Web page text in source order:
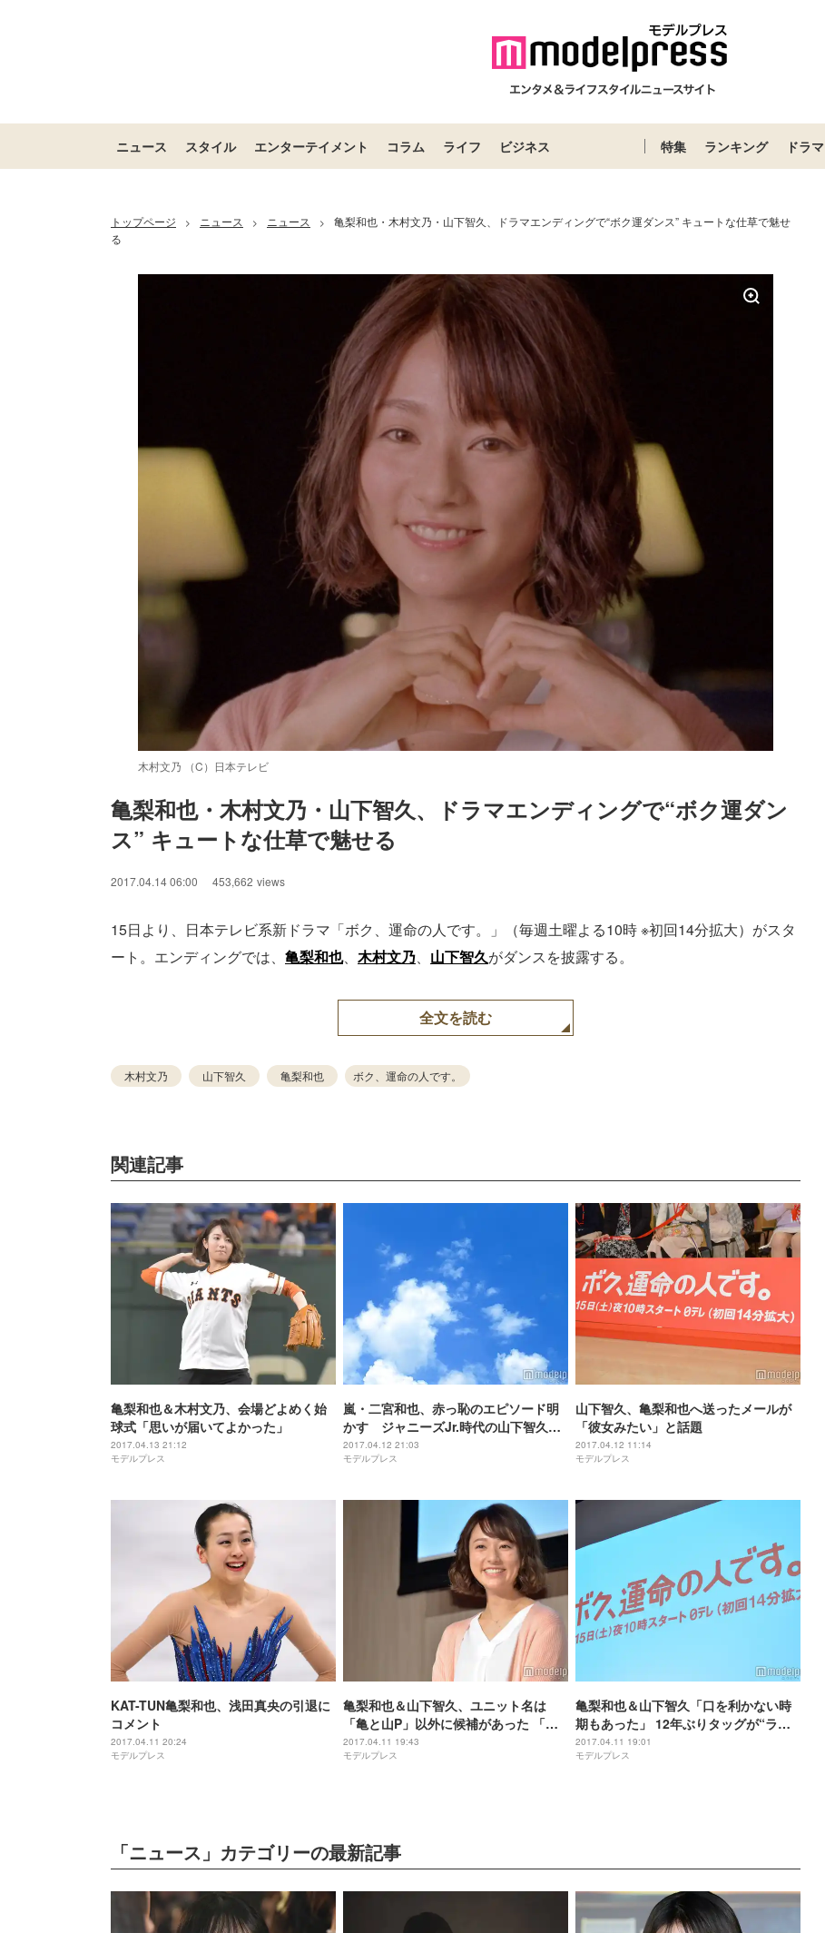
ニュース スタイル エンターテイメント コラム ライフ ビジネス 特集 ランキング ドラマ
トップページ > ニュース > ニュース >
亀梨和也・木村文乃・山下智久、ドラマエンディングで“ボク運ダンス” キュートな仕草で魅せ
る
木村文乃 （C）日本テレビ
Unmute
亀梨和也・木村文乃・山下智久、ドラマエンディングで“ボク運ダン
ス” キュートな仕草で魅せる
2017.04.14 06:00 453,662 views
15日より、日本テレビ系新ドラマ「ボク、運命の人です。」（毎週土曜よる10時 ※初回14分拡大）がスタ
ート。エンディングでは、 亀梨和也、 木村文乃、 山下智久がダンスを披露する。
全文を読む
木村文乃 山下智久 亀梨和也 ボク、運命の人です。
関連記事
亀梨和也＆木村文乃、会場どよめく始
球式「思いが届いてよかった」
2017.04.13 21:12
モデルプレス
嵐・二宮和也、赤っ恥のエピソード明
かす ジャニーズJr.時代の山下智久が
「おじさんに絡まれた…」
2017.04.12 21:03
モデルプレス
山下智久、亀梨和也へ送ったメールが
「彼女みたい」と話題
2017.04.12 11:14
モデルプレス
KAT-TUN亀梨和也、浅田真央の引退に
コメント
2017.04.11 20:24
モデルプレス
亀梨和也＆山下智久、ユニット名は
「亀と山P」以外に候補があった 「背
中越しのチャンス」に込めた思い
2017.04.11 19:43
モデルプレス
亀梨和也＆山下智久「口を利かない時
期もあった」 12年ぶりタッグが“ラブ
ラブすぎ”問題
2017.04.11 19:01
モデルプレス
「ニュース」カテゴリーの最新記事